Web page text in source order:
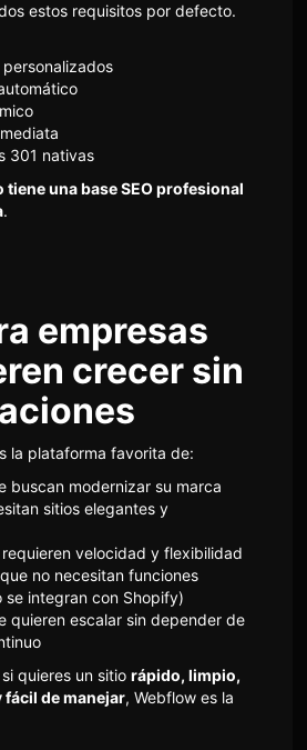
estos requisitos por defecto.
personalizados
301 nativas
tiene una base SEO profesional
.
empresas
crecer sin
la plataforma favorita de:
buscan modernizar su marca
sitios elegantes y
velocidad y flexibilidad
no necesitan funciones
se integran con Shopify)
quieren escalar sin depender de
quieres un sitio rápido, limpio,
de manejar, Webflow es la